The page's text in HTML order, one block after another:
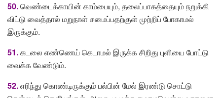
50.வெண்டைக்காயின் காம்பையும், தலைப்பாகத்தையும் நறுக்கி
விட்டு வைத்தால் மறுநாள் சமைப்பதற்குள் முற்றிப் போகாமல்
இருக்கும்.
51.கடலை எண்ணெய் கெடாமல் இருக்க சிறிது புளியை போட்டு
வைக்க வேண்டும்.
52.எரிந்து கொண்டிருக்கும் பல்பின் மேல் இரண்டு சொட்டு